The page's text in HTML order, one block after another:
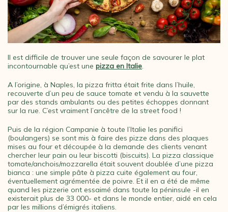
Il est difficile de trouver une seule façon de savourer le plat
incontournable qu’est une pizza en Italie.
A l’origine, à Naples, la pizza fritta était frite dans l’huile,
recouverte d’un peu de sauce tomate et vendu à la sauvette
par des stands ambulants ou des petites échoppes donnant
sur la rue. C’est vraiment l’ancêtre de la street food !
Puis de la région Campanie à toute l’Italie les panifici
(boulangers) se sont mis à faire des pizze dans des plaques
mises au four et découpée à la demande des clients venant
chercher leur pain ou leur biscotti (biscuits). La pizza classique
tomate/anchois/mozzarella était souvent doublée d’une pizza
bianca : une simple pâte à pizza cuite également au four,
éventuellement agrémentée de poivre. Et il en a été de même
quand les pizzerie ont essaimé dans toute la péninsule -il en
existerait plus de 33 000- et dans le monde entier, aidé en cela
par les millions d’émigrés italiens.